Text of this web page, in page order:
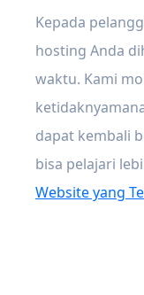
Kepada
hosting Anda
waktu. Kami
dapat kembali
bisa pelajari
Website yang